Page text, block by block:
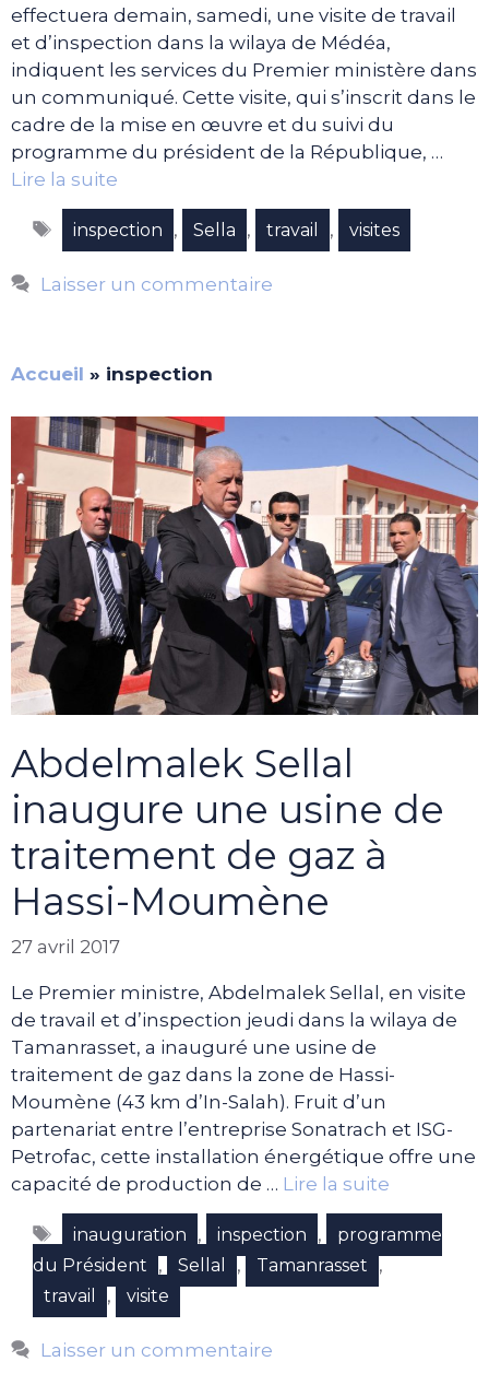
effectuera demain, samedi, une visite de travail
et d’inspection dans la wilaya de Médéa,
indiquent les services du Premier ministère dans
un communiqué. Cette visite, qui s’inscrit dans le
cadre de la mise en œuvre et du suivi du
programme du président de la République, …
Lire la suite
Étiquettes
inspection , Sella , travail , visites
Laisser un commentaire
Accueil » inspection
Abdelmalek Sellal
inaugure une usine de
traitement de gaz à
Hassi-Moumène
27 avril 2017
Le Premier ministre, Abdelmalek Sellal, en visite
de travail et d’inspection jeudi dans la wilaya de
Tamanrasset, a inauguré une usine de
traitement de gaz dans la zone de Hassi-
Moumène (43 km d’In-Salah). Fruit d’un
partenariat entre l’entreprise Sonatrach et ISG-
Petrofac, cette installation énergétique offre une
capacité de production de … Lire la suite
Étiquettes
inauguration , inspection ,
programme
du Président
, Sellal , Tamanrasset ,
travail , visite
Laisser un commentaire